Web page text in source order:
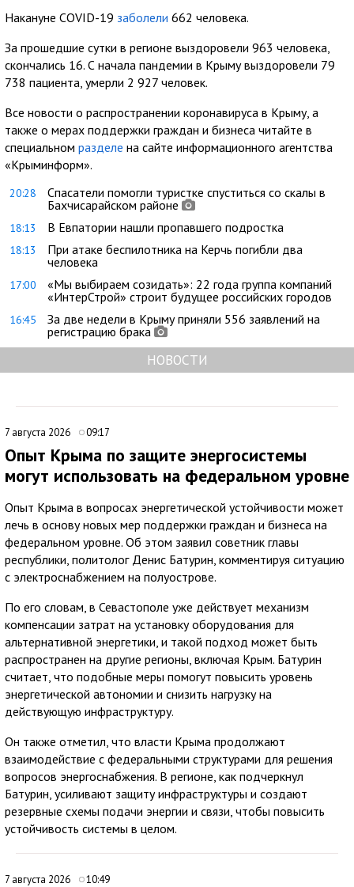
Накануне COVID-19 заболели 662 человека.
За прошедшие сутки в регионе выздоровели 963 человека,
скончались 16. С начала пандемии в Крыму выздоровели 79
738 пациента, умерли 2 927 человек.
Все новости о распространении коронавируса в Крыму, а
также о мерах поддержки граждан и бизнеса читайте в
специальном разделе на сайте информационного агентства
«Крыминформ».
20:28
Спасатели помогли туристке спуститься со скалы в
Бахчисарайском районе
18:13 В Евпатории нашли пропавшего подростка
18:13
При атаке беспилотника на Керчь погибли два
человека
17:00
«Мы выбираем созидать»: 22 года группа компаний
«ИнтерСтрой» строит будущее российских городов
16:45
За две недели в Крыму приняли 556 заявлений на
регистрацию брака
НОВОСТИ
7 августа 2026 09:17
Опыт Крыма по защите энергосистемы
могут использовать на федеральном уровне
Опыт Крыма в вопросах энергетической устойчивости может
лечь в основу новых мер поддержки граждан и бизнеса на
федеральном уровне. Об этом заявил советник главы
республики, политолог Денис Батурин, комментируя ситуацию
с электроснабжением на полуострове.
По его словам, в Севастополе уже действует механизм
компенсации затрат на установку оборудования для
альтернативной энергетики, и такой подход может быть
распространен на другие регионы, включая Крым. Батурин
считает, что подобные меры помогут повысить уровень
энергетической автономии и снизить нагрузку на
действующую инфраструктуру.
Он также отметил, что власти Крыма продолжают
взаимодействие с федеральными структурами для решения
вопросов энергоснабжения. В регионе, как подчеркнул
Батурин, усиливают защиту инфраструктуры и создают
резервные схемы подачи энергии и связи, чтобы повысить
устойчивость системы в целом.
7 августа 2026 10:49